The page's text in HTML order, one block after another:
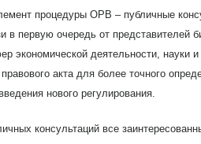
процедуры ОРВ – публичные
в первую очередь от представителей
экономической деятельности, науки и
акта для более точного
нового регулирования.
консультаций все